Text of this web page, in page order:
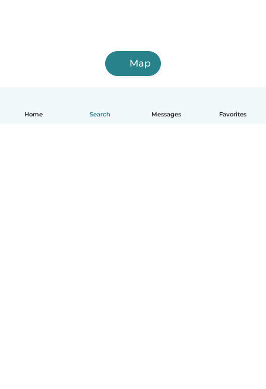
Home Search Messages Favorites
Map